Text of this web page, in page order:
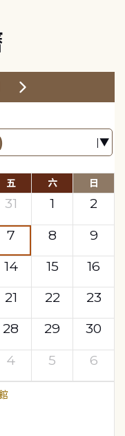
五 六 日
31 1
2
7 8
9
14 15
16
21 22
23
28 29
30
4 5 6